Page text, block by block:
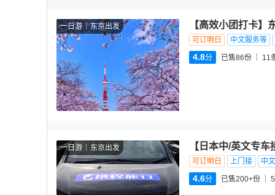
一日游 东京出发 【高效小团打卡】
可订明日 中文服务等
4.8分 已售86份 11
一日游 东京出发 【日本中/英文专
可订明日 上门接 中
4.6分 已售200+份 5